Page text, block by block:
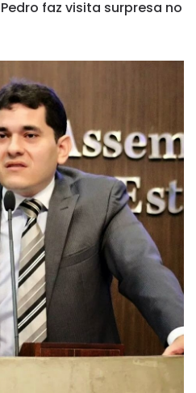
faz visita surpresa no